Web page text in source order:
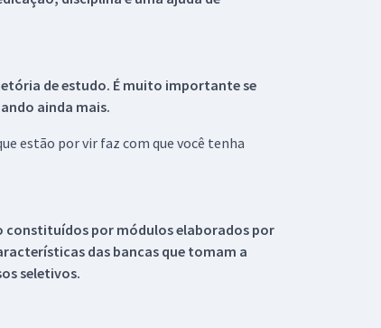
de estudo. É muito importante se
ainda mais.
estão por vir faz com que você tenha
constituídos por módulos elaborados por
das bancas que tomam a
seletivos.